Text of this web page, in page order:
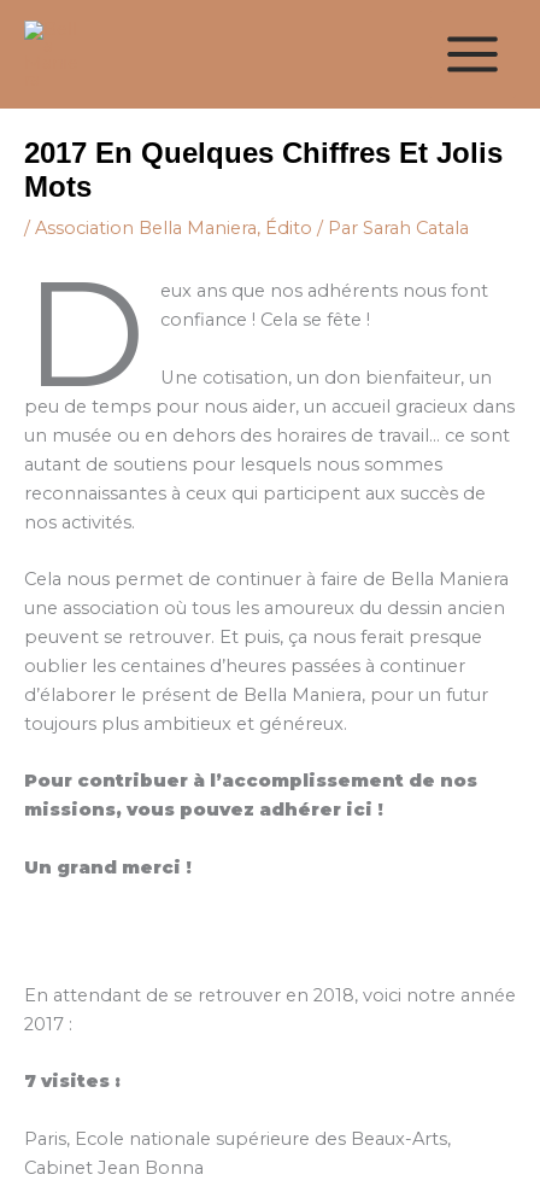
2017 En Quelques Chiffres Et Jolis
Mots
/Association Bella Maniera, Édito / Par Sarah Catala
D
eux ans que nos adhérents nous font
confiance ! Cela se fête !
Une cotisation, un don bienfaiteur, un
peu de temps pour nous aider, un accueil gracieux dans
un musée ou en dehors des horaires de travail… ce sont
autant de soutiens pour lesquels nous sommes
reconnaissantes à ceux qui participent aux succès de
nos activités.
Cela nous permet de continuer à faire de Bella Maniera
une association où tous les amoureux du dessin ancien
peuvent se retrouver. Et puis, ça nous ferait presque
oublier les centaines d’heures passées à continuer
d’élaborer le présent de Bella Maniera, pour un futur
toujours plus ambitieux et généreux.
Pour contribuer à l’accomplissement de nos
missions, vous pouvez adhérer ici !
Un grand merci !
En attendant de se retrouver en 2018, voici notre année
2017 :
7 visites :
Paris, Ecole nationale supérieure des Beaux-Arts,
Cabinet Jean Bonna